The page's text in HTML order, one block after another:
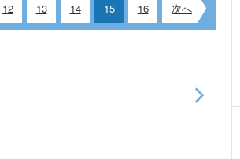
12 13 14 15 16 次へ